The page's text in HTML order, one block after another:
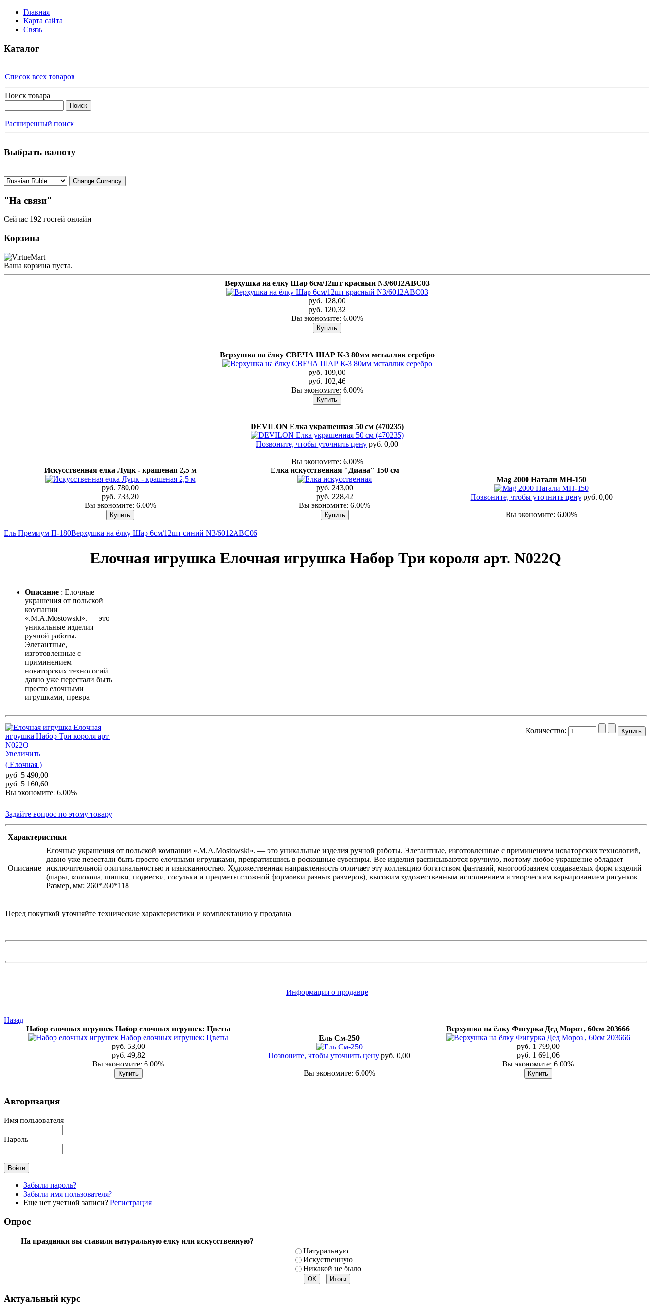
Главная
Карта сайта
Связь
Каталог
Список всех товаров
Поиск товара
Расширенный поиск
Выбрать валюту
"На связи"
Сейчас 192 гостей онлайн
Корзина
Ваша корзина пуста.
Верхушка на ёлку Шар 6см/12шт красный N3/6012ABC03
руб. 128,00
руб. 120,32
Вы экономите: 6.00%
Верхушка на ёлку СВЕЧА ШАР К-3 80мм металлик серебро
руб. 109,00
руб. 102,46
Вы экономите: 6.00%
DEVILON Елка украшенная 50 см (470235)
Позвоните, чтобы уточнить цену руб. 0,00
Вы экономите: 6.00%
Искусственная елка Луцк - крашеная 2,5 м
руб. 780,00
руб. 733,20
Вы экономите: 6.00%
Елка искусственная "Диана" 150 см
руб. 243,00
руб. 228,42
Вы экономите: 6.00%
Mag 2000 Натали МН-150
Позвоните, чтобы уточнить цену руб. 0,00
Вы экономите: 6.00%
Ель Премиум П-180Верхушка на ёлку Шар 6см/12шт синий N3/6012ABC06
Елочная игрушка Елочная игрушка Набор Три короля арт. N022Q
Описание : Елочные
украшения от польской
компании
«.M.A.Mostowski». — это
уникальные изделия
ручной работы.
Элегантные,
изготовленные с
приминением
новаторских технологий,
давно уже перестали быть
просто елочными
игрушками, превра
Увеличить
Количество:
( Елочная )
руб. 5 490,00
руб. 5 160,60
Вы экономите: 6.00%
Задайте вопрос по этому товару
Характеристики
Описание
Елочные украшения от польской компании «.M.A.Mostowski». — это уникальные изделия ручной работы. Элегантные, изготовленные с приминением новаторских технологий,
давно уже перестали быть просто елочными игрушками, превратившись в роскошные сувениры. Все изделия расписываются вручную, поэтому любое украшение обладает
исключительной оригинальностью и изысканностью. Художественная направленность отличает эту коллекцию богатством фантазий, многообразием создаваемых форм изделий
(шары, колокола, шишки, подвески, сосульки и предметы сложной формовки разных размеров), высоким художественным исполнением и творческим варьированием рисунков.
Размер, мм: 260*260*118
Перед покупкой уточняйте технические характеристики и комплектацию у продавца
Информация о продавце
Назад
Набор елочных игрушек Набор елочных игрушек: Цветы
руб. 53,00
руб. 49,82
Вы экономите: 6.00%
Ель См-250
Позвоните, чтобы уточнить цену руб. 0,00
Вы экономите: 6.00%
Верхушка на ёлку Фигурка Дед Мороз , 60см 203666
руб. 1 799,00
руб. 1 691,06
Вы экономите: 6.00%
Авторизация
Имя пользователя
Пароль
Забыли пароль?
Забыли имя пользователя?
Еще нет учетной записи? Регистрация
Опрос
На праздники вы ставили натуральную елку или искусственную?
Натуральную
Искуственную
Никакой не было
Актуальный курс